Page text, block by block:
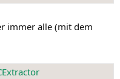
immer alle (mit dem